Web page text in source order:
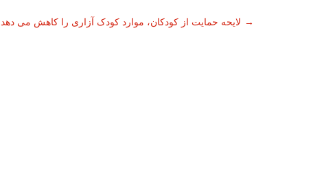
ناوبری
لایحه حمایت از کودکان، موارد کودک آزاری را کاهش می دهد →